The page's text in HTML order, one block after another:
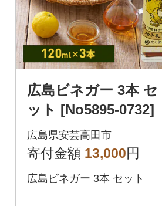
広島ビネガー 3本 セ
ット [No5895-0732]
広島県安芸高田市
寄付金額 13,000円
広島ビネガー 3本 セット